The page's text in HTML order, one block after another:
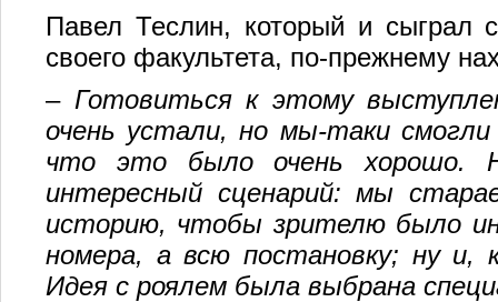
Павел Теслин, который и сыграл
своего факультета, по-прежнему
– Готовиться к этому
очень устали, но мы-таки
что это было очень хорошо.
интересный сценарий: мы
историю, чтобы зрителю было
номера, а всю постановку; ну и,
Идея с роялем была выбрана